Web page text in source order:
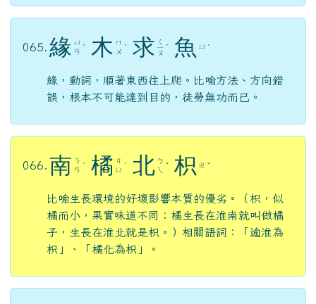
065. 緣 ㄩ
ㄢ ˊ 木 ㄇ
ㄨ ˋ 求 ㄑ
ㄧ
ㄡ
ˊ 魚 ㄩ ˊ
緣，動詞，順著東西往上爬。比喻方法、方向錯
誤，根本不可能達到目的，徒勞無功而已。
066. 南 ㄋ
ㄢ ˊ 橘 ㄐ
ㄩ ˊ 北 ㄅ
ㄟ ˇ 枳 ㄓ ˇ
比喻生長環境的好壞影響本質的優劣。（枳，似
橘而小，果實味道不同；橘生長在淮南就叫做橘
子，生長在淮北就是枳。）相關語詞：「逾淮為
枳」、「橘化為枳」。